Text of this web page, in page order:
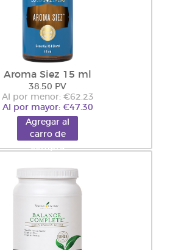
Aroma Siez 15 ml
38.50 PV
Al por menor: €62.23
Al por mayor: €47.30
Agregar al
carro de
compra